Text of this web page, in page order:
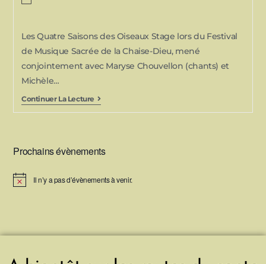
Les Quatre Saisons des Oiseaux Stage lors du Festival
de Musique Sacrée de la Chaise-Dieu, mené
conjointement avec Maryse Chouvellon (chants) et
Michèle…
Continuer La Lecture
Prochains évènements
N
e
Il n’y a pas d’évènements à venir.